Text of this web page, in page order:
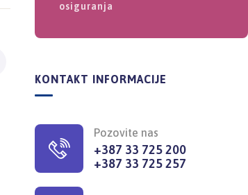
osiguranja
KONTAKT INFORMACIJE
Pozovite nas
+387 33 725 200
+387 33 725 257